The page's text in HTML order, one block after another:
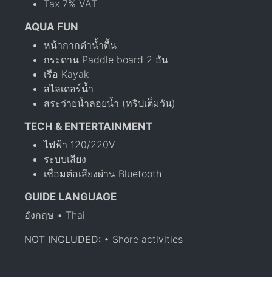
Tax 7% VAT
AQUA FUN
หน้ากากดำน้ำตื้น
กระดาน Paddle board 2 อัน
เรือ Kayak
สไลเดอร์น้ำ
สระว่ายน้ำลอยน้ำ (ทริปเต็มวัน)
TECH & ENTERTAINMENT
ไฟฟ้า 120/220V
ระบบเสียง
เชื่อมต่อเสียงผ่าน Bluetooth
GUIDE LANGUAGE
อังกฤษ • Thai
NOT INCLUDED: • Shore activities